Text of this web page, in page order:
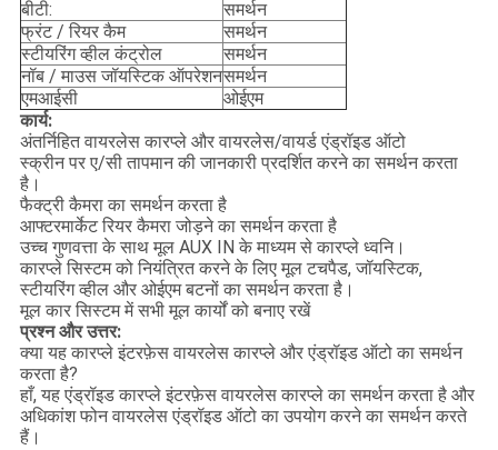
बीटी:
समर्थन
फ्रंट / रियर कैम
समर्थन
स्टीयरिंग व्हील कंट्रोल
समर्थन
नॉब / माउस जॉयस्टिक ऑपरेशनसमर्थन
एमआईसी
ओईएम
कार्य:
अंतर्निहित वायरलेस कारप्ले और वायरलेस/वायर्ड एंड्रॉइड ऑटो
स्क्रीन पर ए/सी तापमान की जानकारी प्रदर्शित करने का समर्थन करता
है।
फैक्ट्री कैमरा का समर्थन करता है
आफ्टरमार्केट रियर कैमरा जोड़ने का समर्थन करता है
उच्च गुणवत्ता के साथ मूल AUX IN के माध्यम से कारप्ले ध्वनि।
कारप्ले सिस्टम को नियंत्रित करने के लिए मूल टचपैड, जॉयस्टिक,
स्टीयरिंग व्हील और ओईएम बटनों का समर्थन करता है।
मूल कार सिस्टम में सभी मूल कार्यों को बनाए रखें
प्रश्न और उत्तर:
क्या यह कारप्ले इंटरफ़ेस वायरलेस कारप्ले और एंड्रॉइड ऑटो का समर्थन
करता है?
हाँ, यह एंड्रॉइड कारप्ले इंटरफ़ेस वायरलेस कारप्ले का समर्थन करता है और
अधिकांश फोन वायरलेस एंड्रॉइड ऑटो का उपयोग करने का समर्थन करते
हैं।